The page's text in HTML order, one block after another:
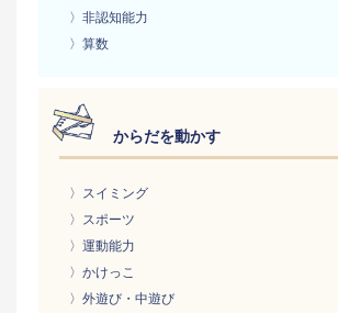
〉非認知能力
〉算数
からだを動かす
〉スイミング
〉スポーツ
〉運動能力
〉かけっこ
〉外遊び・中遊び